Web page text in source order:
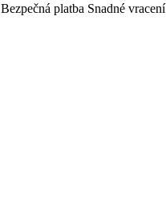
Bezpečná platba Snadné vracení